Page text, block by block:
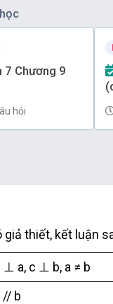
hỏi
giả thiết, kết luận
⊥ a, c ⊥ b, a ≠ b
// b